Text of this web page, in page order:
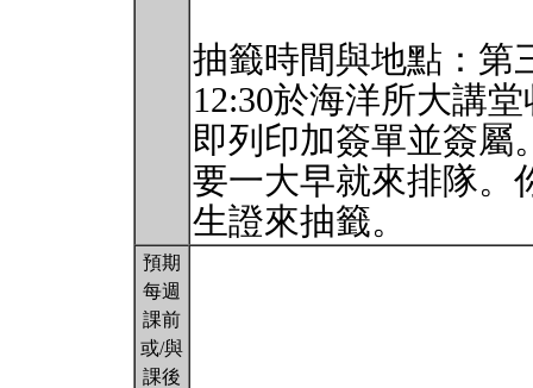
抽籤時間與地點：第
12:30於海洋所大講
即列印加簽單並簽屬
要一大早就來排隊。
生證來抽籤。
預期
每週
課前
或/與
課後